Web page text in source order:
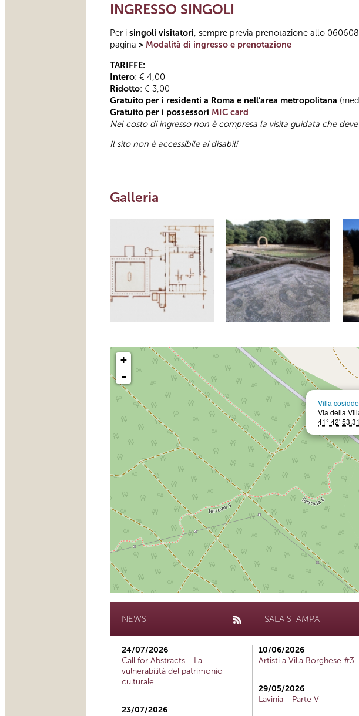
INGRESSO SINGOLI
Per i singoli visitatori, sempre previa prenotazione allo
pagina > Modalità di ingresso e prenotazione
TARIFFE:
Intero: € 4,00
Ridotto: € 3,00
Gratuito per i residenti a Roma e nell’area metropolitana
Gratuito per i possessori MIC card
Nel costo di ingresso non è compresa la visita guidata che
Il sito non è accessibile ai disabili
Galleria
Villa
Via della
41° 42'
+
-
NEWS
24/07/2026
Call for Abstracts - La
vulnerabilità del patrimonio
culturale
23/07/2026
SALA STAMPA
10/06/2026
Artisti a Villa Borghese #3
29/05/2026
Lavinia - Parte V